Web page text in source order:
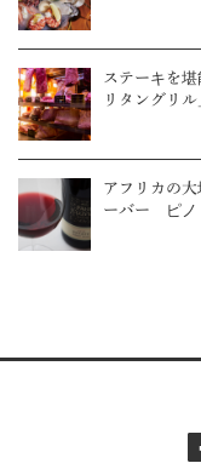
ステーキを
リタングリル
アフリカの
ーバー ピノ